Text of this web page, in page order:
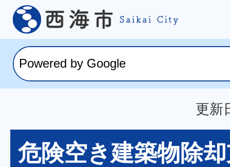
更新
危険空き建築物除